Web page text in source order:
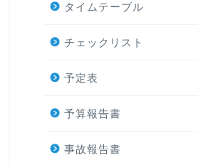
タイムテーブル
チェックリスト
予定表
予算報告書
事故報告書